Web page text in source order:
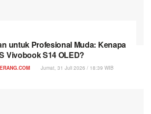
untuk Profesional Muda: Kenapa
Vivobook S14 OLED?
Jumat, 31 Juli 2026 / 18:39 WIB